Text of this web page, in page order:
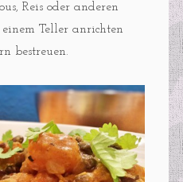
Reis oder anderen
Teller anrichten
bestreuen.